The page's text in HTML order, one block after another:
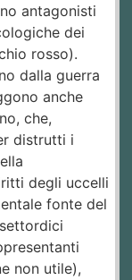
antagonisti
dei
rosso).
dalla guerra
anche
che,
distrutti i
degli uccelli
fonte del
non utile),